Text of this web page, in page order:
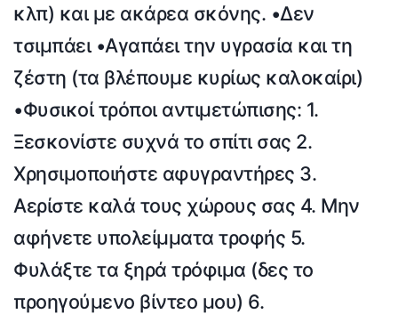
κλπ) και με ακάρεα σκόνης. •Δεν
τσιμπάει •Αγαπάει την υγρασία και τη
ζέστη (τα βλέπουμε κυρίως καλοκαίρι)
•Φυσικοί τρόποι αντιμετώπισης: 1.
Ξεσκονίστε συχνά το σπίτι σας 2.
Χρησιμοποιήστε αφυγραντήρες 3.
Αερίστε καλά τους χώρους σας 4. Μην
αφήνετε υπολείμματα τροφής 5.
Φυλάξτε τα ξηρά τρόφιμα (δες το
προηγούμενο βίντεο μου) 6.